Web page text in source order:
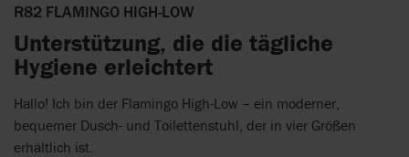
R82 FLAMINGO HIGH-LOW
Unterstützung, die die tägliche
Hygiene erleichtert
Hallo! Ich bin der Flamingo High-Low – ein moderner,
bequemer Dusch- und Toilettenstuhl, der in vier Größen
erhältlich ist.